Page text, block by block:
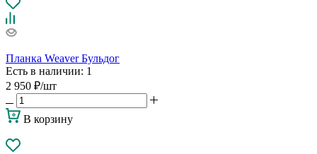
Планка Weaver Бульдог
Есть в наличии: 1
2 950 ₽/шт
В корзину